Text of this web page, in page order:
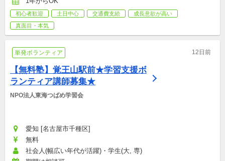
初心者歓迎 土日中心 交通費支給
成長意欲が高い
真面目・本気
単発ボランティア 12日前
【無料塾】覚王山駅前★学習支援ボ
ランティア講師募集★
NPO法人東海つばめ学習会
愛知 [名古屋市千種区]
無料
社会人(幅広い年代が活躍)・学生(大, 専)